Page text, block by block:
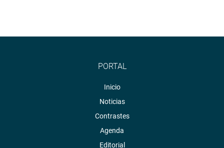
PORTAL
Inicio
Noticias
Contrastes
Agenda
Editorial